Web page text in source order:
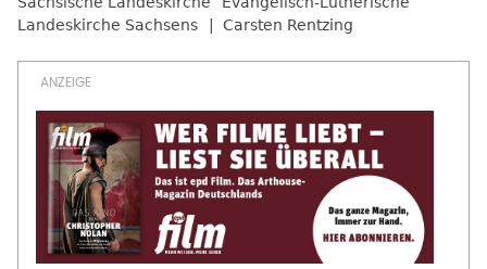
Landeskirche Sachsens
Carsten Rentzing